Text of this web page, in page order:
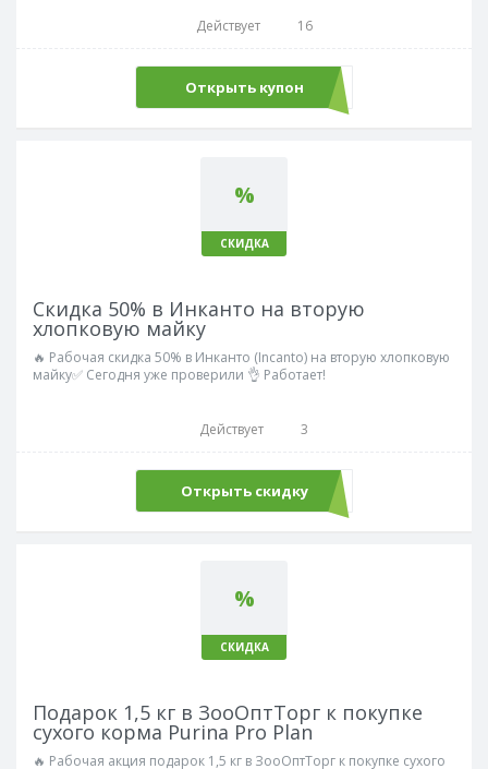
Действует 16
Открыть купонLAST10
%
СКИДКА
Скидка 50% в Инканто на вторую
хлопковую майку
🔥 Рабочая скидка 50% в Инканто (Incanto) на вторую хлопковую
майку✅ Сегодня уже проверили 👌 Работает!
Действует 3
Открыть скидку
%
СКИДКА
Подарок 1,5 кг в ЗооОптТорг к покупке
сухого корма Purina Pro Plan
🔥 Рабочая акция подарок 1,5 кг в ЗооОптТорг к покупке сухого